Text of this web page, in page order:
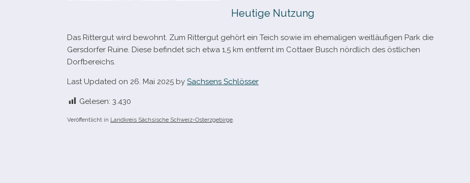
Heutige Nutzung
Das Rittergut wird bewohnt. Zum Rittergut gehört ein Teich sowie im ehe­ma­li­gen weit­läu­fi­gen Park die
Gersdorfer Ruine. Diese befin­det sich etwa 1,5 km ent­fernt im Cottaer Busch nörd­lich des öst­li­chen
Dorfbereichs.
Last Updated on 26. Mai 2025 by Sachsens Schlösser
Gelesen: 3.430
Veröffentlicht in Landkreis Sächsische Schweiz-Osterzgebirge